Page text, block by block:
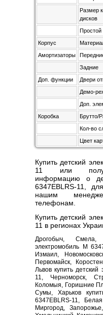
Размер
дисков
Простой
Корпус
Амортизаторы
Задние
Доп. функции
Двери
Демо-
Доп.
Коробка
Брутто/
Кол-во
Цвет
Купить детский
11 или
информацию о
6347EBLRS-11,
нашим
телефонам.
Купить детский
11 в регионах
Дрогобыч, Смела,
электромобиль M
Измаил,
Первомайск,
Львов купить
11, Черноморск,
Коломыя, Горишние
Сумы, Харьков
6347EBLRS-11,
Миргород,